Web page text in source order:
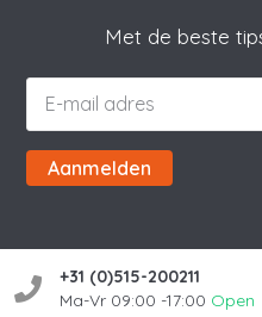
Met de beste
Aanmelden
+31 (0)515-200211
Ma-Vr 09:00 -17:00 Open